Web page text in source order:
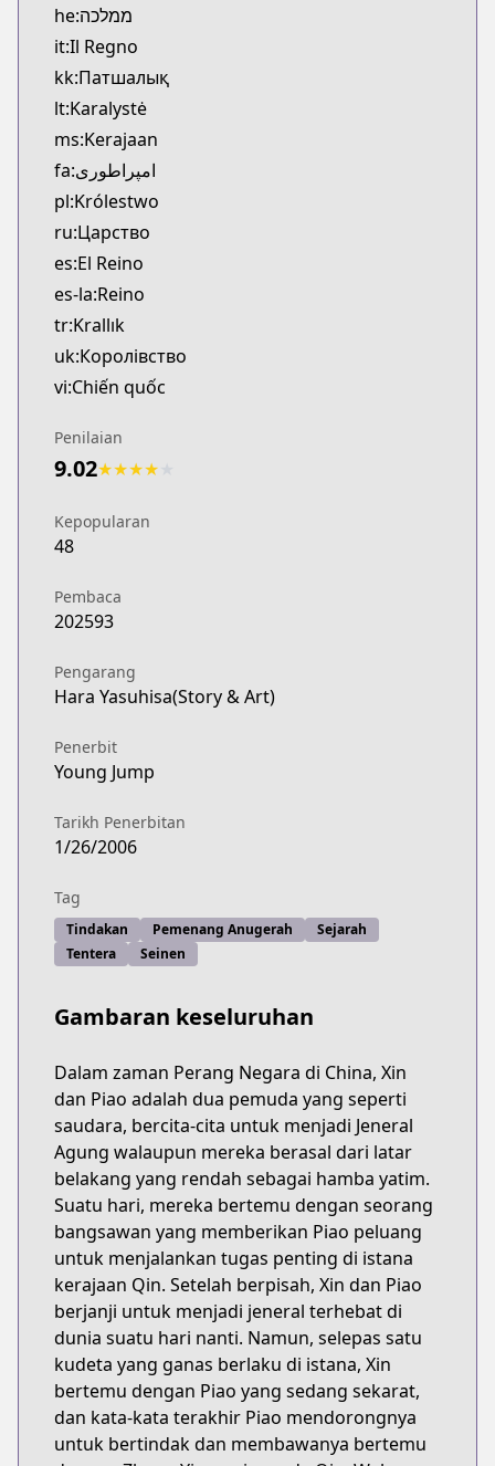
Official Site
https://www.meian-editions.fr/meian/licence/
he:ממלכה
it:Il Regno
kk:Патшалық
lt:Karalystė
ms:Kerajaan
fa:امپراطوری
pl:Królestwo
ru:Царство
es:El Reino
es-la:Reino
tr:Krallık
uk:Королівство
vi:Chiến quốc
Penilaian
9.02★★★★
Kepopularan
48
Pembaca
202593
Pengarang
Hara Yasuhisa(Story & Art)
Penerbit
Young Jump
Tarikh Penerbitan
1/26/2006
Tag
Tindakan Pemenang Anugerah
Sejarah
Tentera
Seinen
Gambaran keseluruhan
Dalam zaman Perang Negara di China, Xin
dan Piao adalah dua pemuda yang seperti
saudara, bercita-cita untuk menjadi Jeneral
Agung walaupun mereka berasal dari latar
belakang yang rendah sebagai hamba yatim.
Suatu hari, mereka bertemu dengan seorang
bangsawan yang memberikan Piao peluang
untuk menjalankan tugas penting di istana
kerajaan Qin. Setelah berpisah, Xin dan Piao
berjanji untuk menjadi jeneral terhebat di
dunia suatu hari nanti. Namun, selepas satu
kudeta yang ganas berlaku di istana, Xin
bertemu dengan Piao yang sedang sekarat,
dan kata-kata terakhir Piao mendorongnya
untuk bertindak dan membawanya bertemu